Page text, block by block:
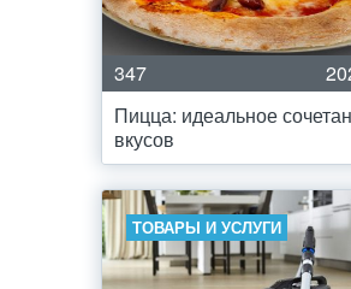
347
Пицца: идеальное
вкусов
ТОВАРЫ И УСЛУГИ